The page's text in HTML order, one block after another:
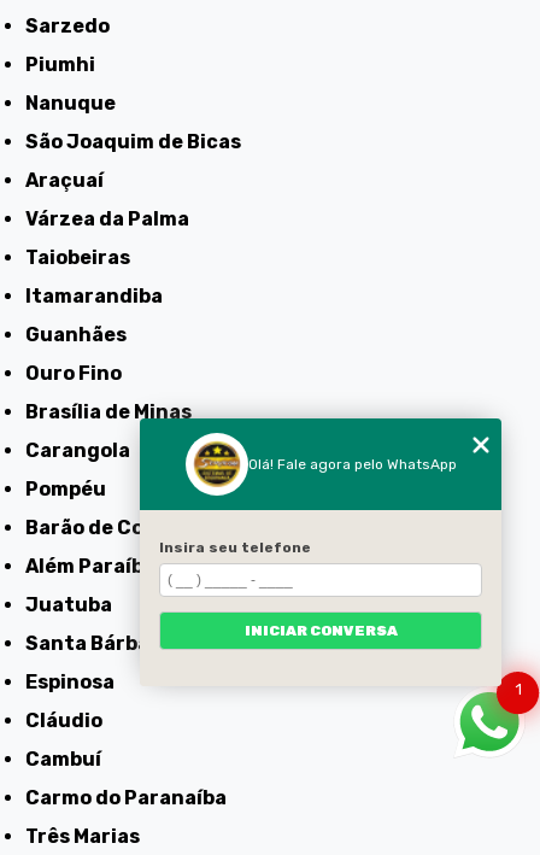
Sarzedo
Piumhi
Nanuque
São Joaquim de Bicas
Araçuaí
Várzea da Palma
Taiobeiras
Itamarandiba
Guanhães
Ouro Fino
Brasília de Minas
Carangola
Pompéu
Barão de Cocais
Além Paraíba
Juatuba
Santa Bárbara
Espinosa
Cláudio
Cambuí
Carmo do Paranaíba
Três Marias
1
Olá! Fale agora pelo WhatsApp
Insira seu telefone
INICIAR CONVERSA